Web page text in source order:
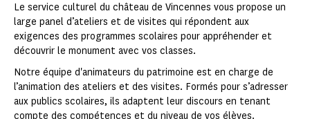
Le service culturel du château de Vincennes vous propose un
large panel d’ateliers et de visites qui répondent aux
exigences des programmes scolaires pour appréhender et
découvrir le monument avec vos classes.
Notre équipe d'animateurs du patrimoine est en charge de
l’animation des ateliers et des visites. Formés pour s’adresser
aux publics scolaires, ils adaptent leur discours en tenant
compte des compétences et du niveau de vos élèves.